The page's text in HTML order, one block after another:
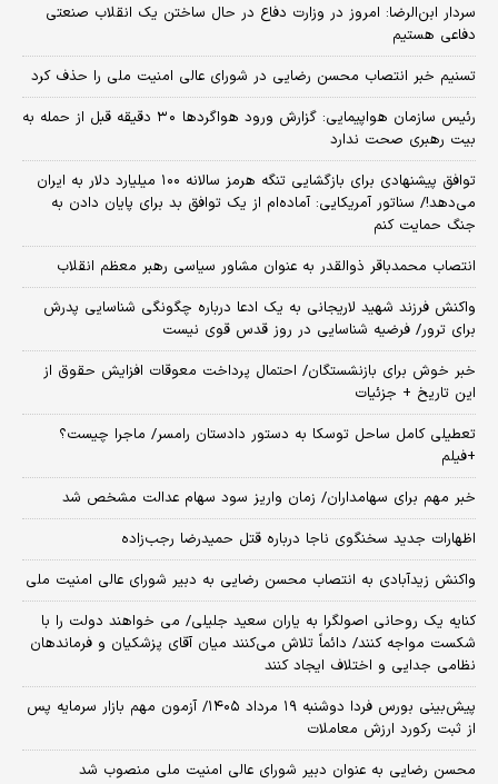
سردار ابن‌الرضا: امروز در وزارت دفاع در حال ساختن یک انقلاب صنعتی
دفاعی هستیم
تسنیم خبر انتصاب محسن رضایی در شورای عالی امنیت ملی را حذف کرد
رئیس سازمان هواپیمایی: گزارش ورود هواگردها ٣٠ دقیقه قبل از حمله به
بیت رهبری صحت ندارد
توافق پیشنهادی برای بازگشایی تنگه هرمز سالانه ۱۰۰ میلیارد دلار به ایران
می‌دهد!/ سناتور آمریکایی: آماده‌ام از یک توافق بد برای پایان دادن به
جنگ حمایت کنم
انتصاب محمدباقر ذوالقدر به عنوان مشاور سیاسی رهبر معظم انقلاب
واکنش فرزند شهید لاریجانی به یک ادعا درباره چگونگی شناسایی پدرش
برای ترور/ فرضیه شناسایی در روز قدس قوی نیست
خبر خوش برای بازنشستگان/ احتمال پرداخت معوقات افزایش حقوق از
این تاریخ + جزئیات
تعطیلی کامل ساحل توسکا به دستور دادستان رامسر/ ماجرا چیست؟
+فیلم
خبر مهم برای سهامداران/ زمان واریز سود سهام عدالت مشخص شد
اظهارات جدید سخنگوی ناجا درباره قتل حمیدرضا رجب‌زاده
واکنش زیدآبادی به انتصاب محسن رضایی به دبیر شورای عالی امنیت ملی
کنایه یک روحانی اصولگرا به یاران سعید جلیلی/ می خواهند دولت را با
شکست مواجه کنند/ دائماً تلاش می‌کنند میان آقای پزشکیان و فرماندهان
نظامی جدایی و اختلاف ایجاد کنند
​پیش‌بینی بورس فردا دوشنبه ۱۹ مرداد ۱۴۰۵/ آزمون مهم بازار سرمایه پس
از ثبت رکورد ارزش معاملات
محسن رضایی به عنوان دبیر شورای عالی امنیت ملی منصوب شد